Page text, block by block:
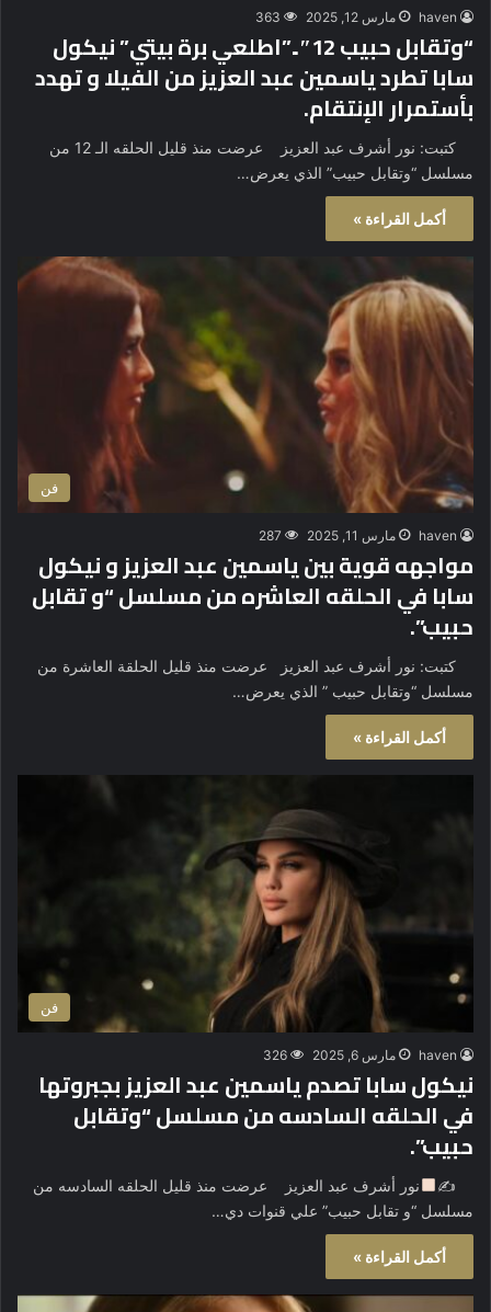
haven مارس 12, 2025 363
“وتقابل حبيب 12″..”اطلعي برة بيتي” نيكول
سابا تطرد ياسمين عبد العزيز من الفيلا و تهدد
بأستمرار الإنتقام.
كتبت: نور أشرف عبد العزيز عرضت منذ قليل الحلقه الـ 12 من
مسلسل “وتقابل حبيب” الذي يعرض…
أكمل القراءة »
فن
haven مارس 11, 2025 287
مواجهه قوية بين ياسمين عبد العزيز و نيكول
سابا في الحلقه العاشره من مسلسل “و تقابل
حبيب”.
كتبت: نور أشرف عبد العزيز عرضت منذ قليل الحلقة العاشرة من
مسلسل “وتقابل حبيب ” الذي يعرض…
أكمل القراءة »
فن
haven مارس 6, 2025 326
نيكول سابا تصدم ياسمين عبد العزيز بجبروتها
في الحلقه السادسه من مسلسل “وتقابل
حبيب”.
✍
نور أشرف عبد العزيز عرضت منذ قليل الحلقه السادسه من
مسلسل “و تقابل حبيب” علي قنوات دي…
أكمل القراءة »